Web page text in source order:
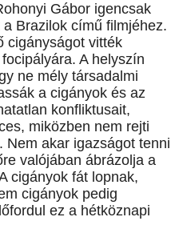
Gábor igencsak
Brazilok című filmjéhez.
cigányságot vitték
A helyszín
ne mély társadalmi
a cigányok és az
konfliktusait,
miközben nem rejti
Nem akar igazságot tenni
valójában ábrázolja a
cigányok fát lopnak,
cigányok pedig
ez a hétköznapi